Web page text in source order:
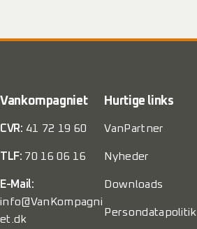
Vankompagniet
CVR: 41 72 19 60
TLF: 70 16 06 16
E-Mail:
info@VanKompagni
et.dk
Hurtige links
VanPartner
Nyheder
Downloads
Persondatapolitik